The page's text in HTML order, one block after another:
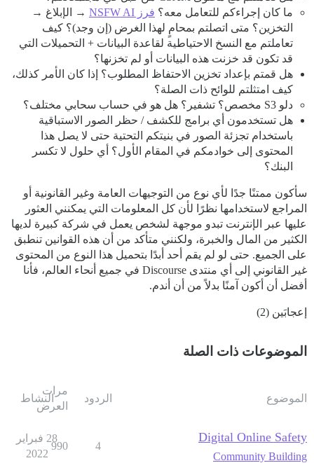
ما كان إجراءكم للتعامل معه؟ فرز NSFW AI
→ الإبلاغ →
التخزين؟ متى اتصلتم بمحامٍ لهذا الغرض (إن وجد)؟ كيف
تعاملتم مع النسخ الاحتياطية لقاعدة البيانات + التحميلات التي
قد تكون قد خزنت هذه البيانات أو لم تخزنها؟
هل قمتم بإعداد تخزين الاحتفاظ المطلوب؟ إذا كان الأمر كذلك،
كيف امتثلتم للوائح ذات الصلة؟
دلو S3 مخصص؟ تشفير؟ هل هو في حساب سحابي مختلف؟
هل تستخدمون أي برامج للكشف / حظر الصور الاستباقية
باستخدام تجزئة الصور في بنيتكم التحتية حتى لا يصل هذا
المحتوى إلى خوادمكم في المقام الأول؟ أي حلول لا تكسر
البنك؟
سأكون ممتنًا جدًا لأي نوع من التوجيهات العامة وغير القانونية أو
المراجع لاستخدامها نظرًا لأن كل المعلومات التي يمكنني العثور
عليها عبر الإنترنت تبدو موجهة لشخص يعمل في شركة كبيرة لديها
الكثير من المال والخبرة، ولكنني متأكد من أن هذه القوانين تنطبق
على الجميع. حتى لو لم يقم أحد أبدًا بتحميل هذا النوع من المحتوى
غير القانوني إلى أي منتدى Discourse في جميع أنحاء العالم، فأنا
أفضل أن أكون آمنًا بدلاً من أن أندم.
إعجابَين (2)
الموضوعات ذات الصلة
الموضوع الردود
مرات
العرض
النشاط
Digital Online Safety
Community Building
4
990
28 فبراير
2022